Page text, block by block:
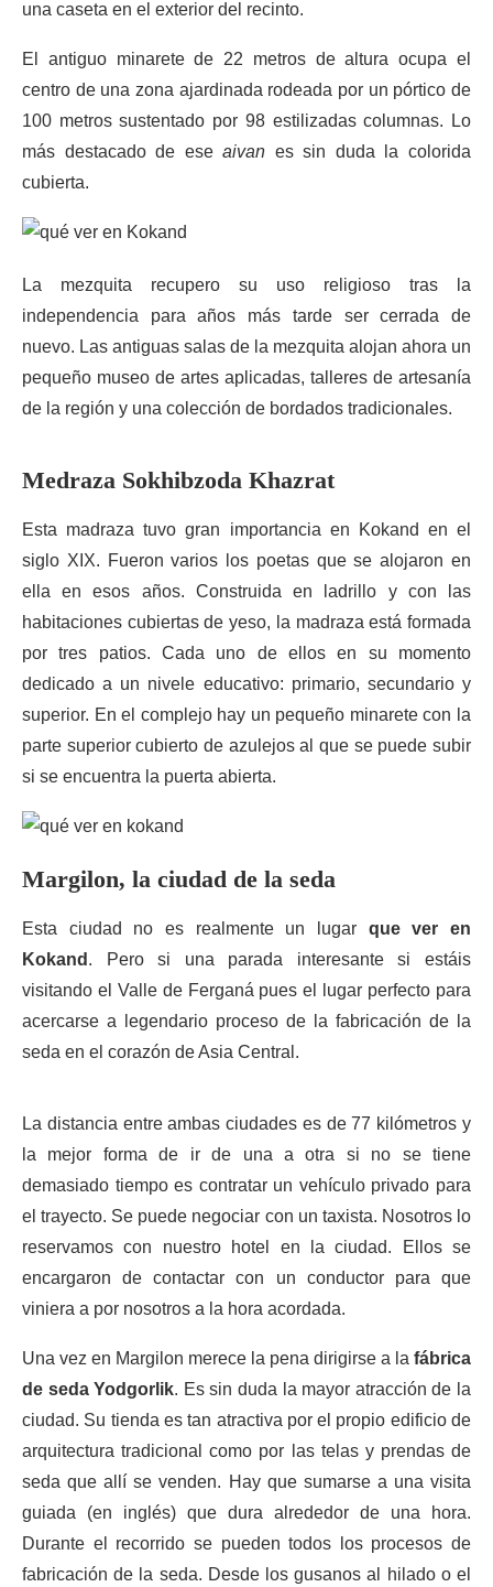
una caseta en el exterior del recinto.
El antiguo minarete de 22 metros de altura ocupa el
centro de una zona ajardinada rodeada por un pórtico de
100 metros sustentado por 98 estilizadas columnas. Lo
más destacado de eseaivan es sin duda la colorida
cubierta.
La mezquita recupero su uso religioso tras la
independencia para años más tarde ser cerrada de
nuevo. Las antiguas salas de la mezquita alojan ahora un
pequeño museo de artes aplicadas, talleres de artesanía
de la región y una colección de bordados tradicionales.
Medraza Sokhibzoda Khazrat
Esta madraza tuvo gran importancia en Kokand en el
siglo XIX. Fueron varios los poetas que se alojaron en
ella en esos años. Construida en ladrillo y con las
habitaciones cubiertas de yeso, la madraza está formada
por tres patios. Cada uno de ellos en su momento
dedicado a un nivele educativo: primario, secundario y
superior. En el complejo hay un pequeño minarete con la
parte superior cubierto de azulejos al que se puede subir
si se encuentra la puerta abierta.
Margilon, la ciudad de la seda
Esta ciudad no es realmente un lugar que ver en
Kokand . Pero si una parada interesante si estáis
visitando el Valle de Ferganá pues el lugar perfecto para
acercarse a legendario proceso de la fabricación de la
seda en el corazón de Asia Central.
La distancia entre ambas ciudades es de 77 kilómetros y
la mejor forma de ir de una a otra si no se tiene
demasiado tiempo es contratar un vehículo privado para
el trayecto. Se puede negociar con un taxista. Nosotros lo
reservamos con nuestro hotel en la ciudad. Ellos se
encargaron de contactar con un conductor para que
viniera a por nosotros a la hora acordada.
Una vez en Margilon merece la pena dirigirse a la fábrica
de seda Yodgorlik. Es sin duda la mayor atracción de la
ciudad. Su tienda es tan atractiva por el propio edificio de
arquitectura tradicional como por las telas y prendas de
seda que allí se venden. Hay que sumarse a una visita
guiada (en inglés) que dura alrededor de una hora.
Durante el recorrido se pueden todos los procesos de
fabricación de la seda. Desde los gusanos al hilado o el